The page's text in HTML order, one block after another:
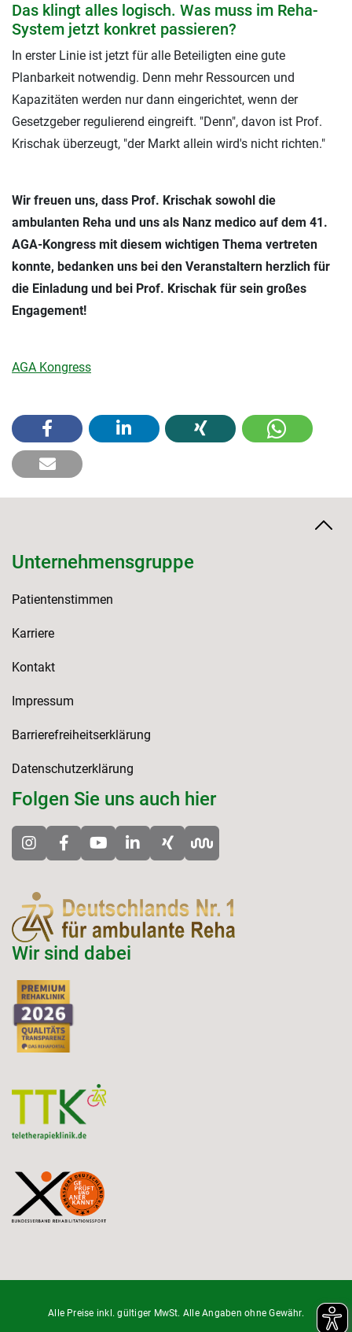
Das klingt alles logisch. Was muss im Reha-
System jetzt konkret passieren?
In erster Linie ist jetzt für alle Beteiligten eine gute
Planbarkeit notwendig. Denn mehr Ressourcen und
Kapazitäten werden nur dann eingerichtet, wenn der
Gesetzgeber regulierend eingreift. "Denn", davon ist Prof.
Krischak überzeugt, "der Markt allein wird's nicht richten."
Wir freuen uns, dass Prof. Krischak sowohl die
ambulanten Reha und uns als Nanz medico auf dem 41.
AGA-Kongress mit diesem wichtigen Thema vertreten
konnte, bedanken uns bei den Veranstaltern herzlich für
die Einladung und bei Prof. Krischak für sein großes
Engagement!
AGA Kongress
Unternehmensgruppe
Patientenstimmen
Karriere
Kontakt
Impressum
Barrierefreiheitserklärung
Datenschutzerklärung
Folgen Sie uns auch hier
Wir sind dabei
Alle Preise inkl. gültiger MwSt. Alle Angaben ohne Gewähr.